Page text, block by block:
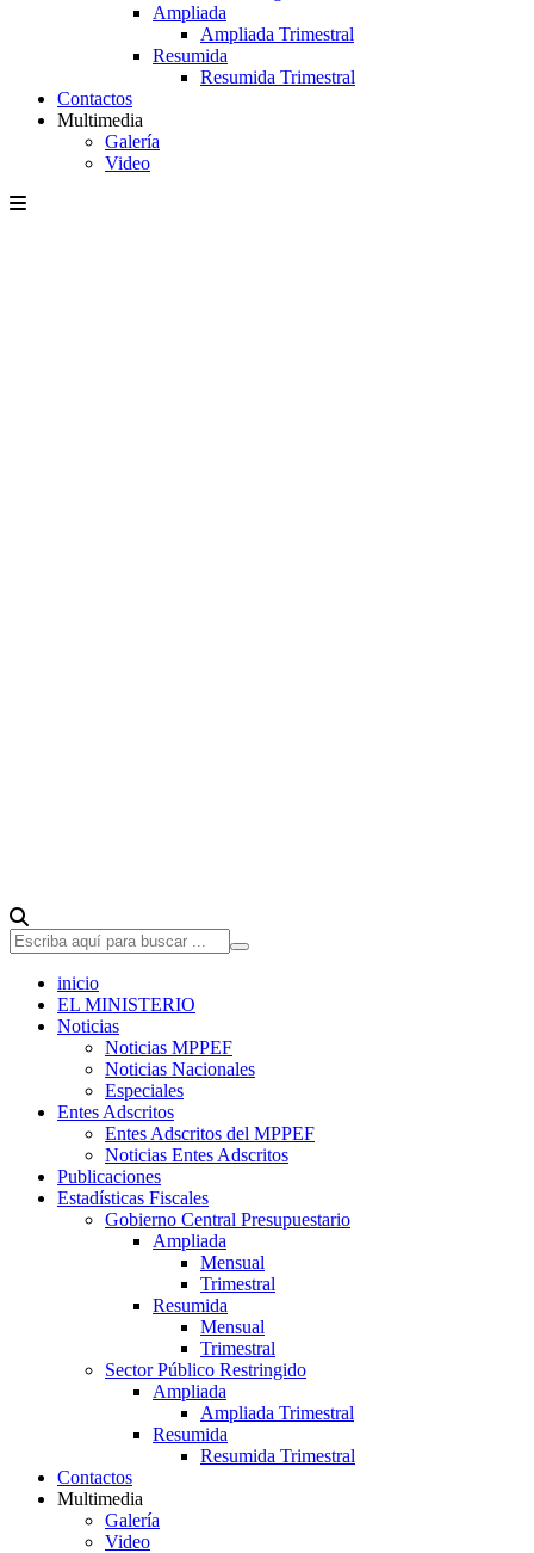
Ampliada
Ampliada Trimestral
Resumida
Resumida Trimestral
Contactos
Multimedia
Galería
Video
inicio
EL MINISTERIO
Noticias
Noticias MPPEF
Noticias Nacionales
Especiales
Entes Adscritos
Entes Adscritos del MPPEF
Noticias Entes Adscritos
Publicaciones
Estadísticas Fiscales
Gobierno Central Presupuestario
Ampliada
Mensual
Trimestral
Resumida
Mensual
Trimestral
Sector Público Restringido
Ampliada
Ampliada Trimestral
Resumida
Resumida Trimestral
Contactos
Multimedia
Galería
Video